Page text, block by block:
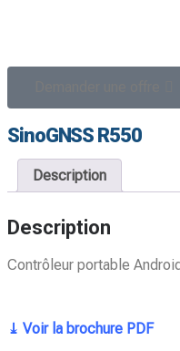
SinoGNSS R550
Description
Description
Contrôleur portable
⤓ Voir la brochure PDF